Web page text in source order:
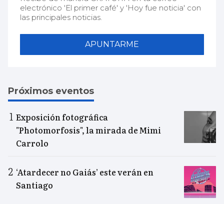
electrónico 'El primer café' y 'Hoy fue noticia' con
las principales noticias.
APUNTARME
Próximos eventos
Exposición fotográfica
"Photomorfosis", la mirada de Mimi
Carrolo
‘Atardecer no Gaiás’ este verán en
Santiago